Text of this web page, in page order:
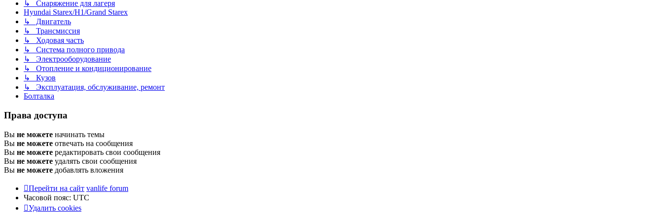
↳ Снаряжение для лагеря
Hyundai Starex/H1/Grand Starex
↳ Двигатель
↳ Трансмиссия
↳ Ходовая часть
↳ Система полного привода
↳ Электрооборудование
↳ Отопление и кондиционирование
↳ Кузов
↳ Эксплуатация, обслуживание, ремонт
Болталка
Права доступа
Вы не можете начинать темы
Вы не можете отвечать на сообщения
Вы не можете редактировать свои сообщения
Вы не можете удалять свои сообщения
Вы не можете добавлять вложения
Перейти на сайт vanlife forum
Часовой пояс: UTC
Удалить cookies